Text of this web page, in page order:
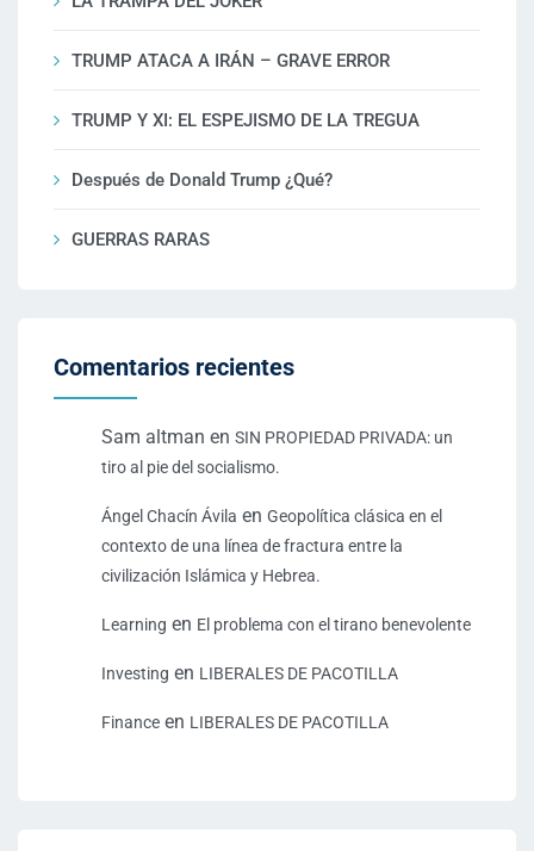
TRUMP ATACA A IRÁN – GRAVE ERROR
TRUMP Y XI: EL ESPEJISMO DE LA TREGUA
Después de Donald Trump ¿Qué?
GUERRAS RARAS
Comentarios recientes
Sam altman en SIN PROPIEDAD PRIVADA: un
tiro al pie del socialismo.
Ángel Chacín Ávila en Geopolítica clásica en el
contexto de una línea de fractura entre la
civilización Islámica y Hebrea.
Learning en El problema con el tirano benevolente
Investing en LIBERALES DE PACOTILLA
Finance en LIBERALES DE PACOTILLA